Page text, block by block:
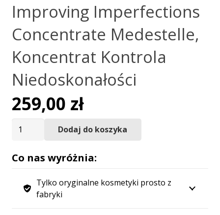
Improving Imperfections
Concentrate Medestelle,
Koncentrat Kontrola
Niedoskonałości
259,00 zł
ilość
Imperfections
Concentrate
Medestelle,
Koncentrat
Dodaj do koszyka
Co nas wyróżnia:
Tylko oryginalne kosmetyki prosto z
fabryki